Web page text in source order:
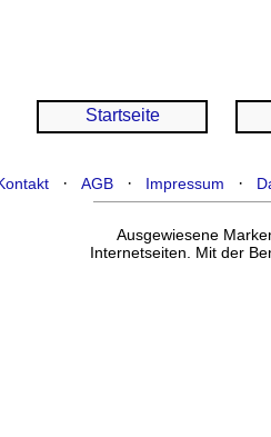
Startseite
· AGB· Impressum ·
Ausgewiesene
Internetseiten. Mit der